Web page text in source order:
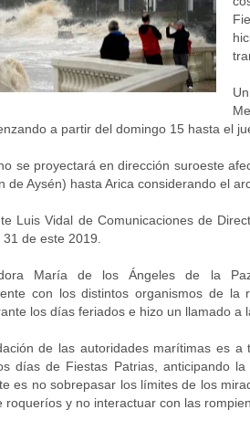
a partir del domingo 15 hasta el
se proyectará en dirección suroeste
de Aysén) hasta Arica considerando el
Luis Vidal de Comunicaciones de
de este 2019.
María de los Ángeles de la
con los distintos organismos de
los días feriados e hizo un llamado a
de las autoridades marítimas es
días de Fiestas Patrias, anticipando
es no sobrepasar los límites de los
roqueríos y no interactuar con las